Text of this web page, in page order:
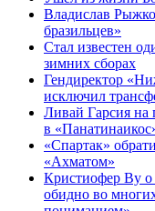
Владислав
бразильцев»
Стал известен
зимних сборах
Гендиректор
исключил
Ливай Гарсия на
в
«Спартак»
«Ахматом»
Кристиофер Ву о
обидно во